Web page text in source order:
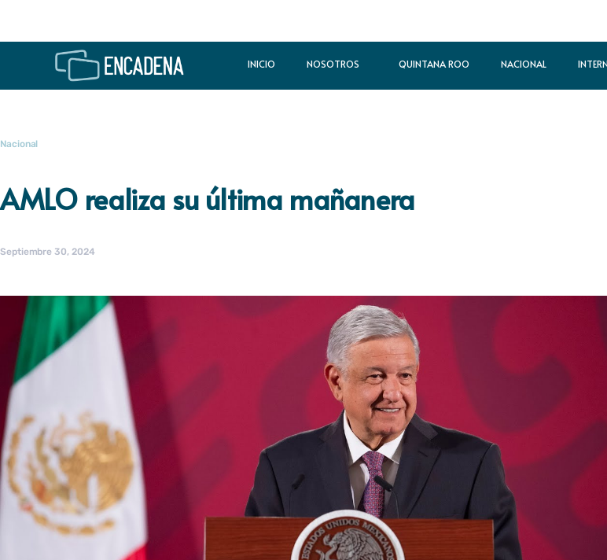
INICIO NOSOTROS QUINTANA ROO NACIONAL
Nacional
AMLO realiza su última mañanera
Septiembre 30, 2024